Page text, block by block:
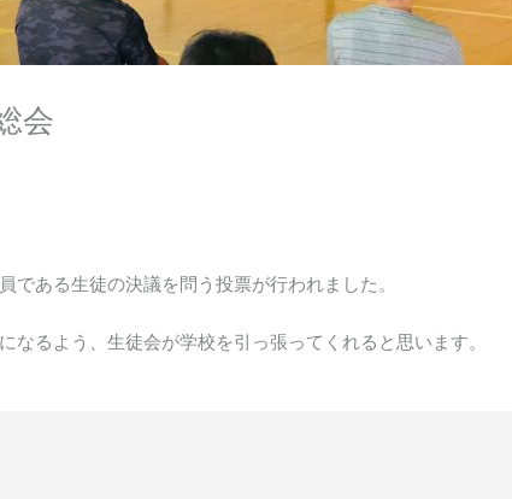
会
ある生徒の決議を問う投票が行われました。
るよう、生徒会が学校を引っ張ってくれると思います。